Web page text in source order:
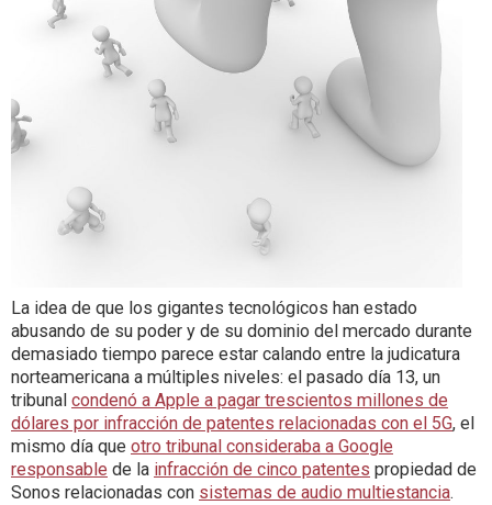
La idea de que los gigantes tecnológicos han estado
abusando de su poder y de su dominio del mercado durante
demasiado tiempo parece estar calando entre la judicatura
norteamericana a múltiples niveles: el pasado día 13, un
tribunal condenó a Apple a pagar trescientos millones de
dólares por infracción de patentes relacionadas con el 5G, el
mismo día que otro tribunal consideraba a Google
responsable de la infracción de cinco patentes propiedad de
Sonos relacionadas con sistemas de audio multiestancia.